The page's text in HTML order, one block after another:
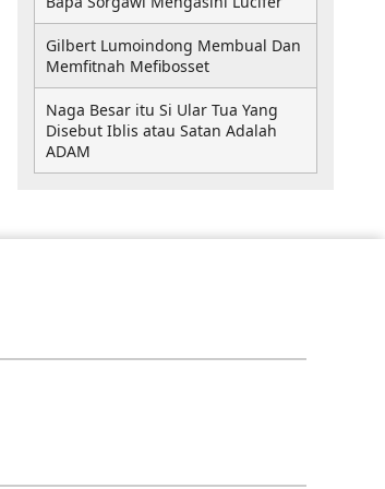
Gilbert Lumoindong Membual Dan
Memfitnah Mefibosset
Naga Besar itu Si Ular Tua Yang
Disebut Iblis atau Satan Adalah
ADAM